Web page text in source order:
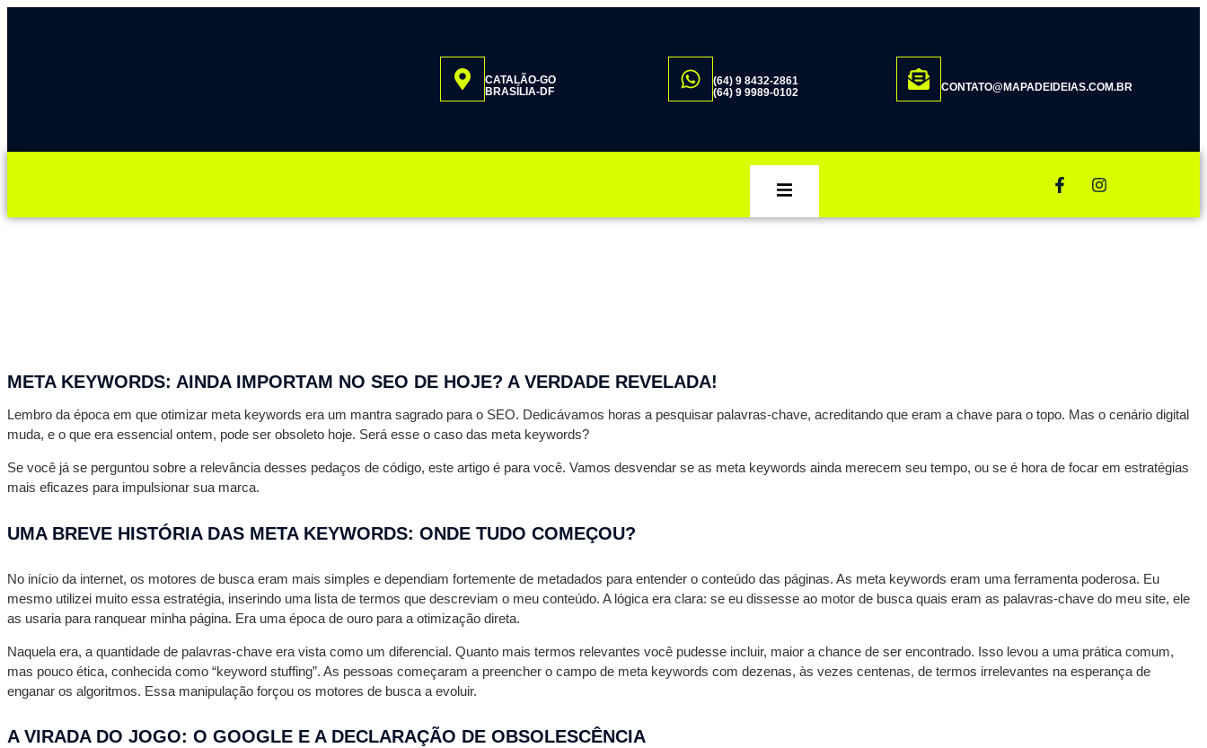
CATALÃO-GO
BRASÍLIA-DF
(64) 9 8432-2861
(64) 9 9989-0102
CONTATO@MAPADEIDEIAS.COM.BR
META KEYWORDS: AINDA IMPORTAM NO SEO DE HOJE? A VERDADE REVELADA!
Lembro da época em que otimizar meta keywords era um mantra sagrado para o SEO. Dedicávamos horas a pesquisar palavras-chave, acreditando que eram a chave para o topo. Mas o cenário digital
muda, e o que era essencial ontem, pode ser obsoleto hoje. Será esse o caso das meta keywords?
Se você já se perguntou sobre a relevância desses pedaços de código, este artigo é para você. Vamos desvendar se as meta keywords ainda merecem seu tempo, ou se é hora de focar em estratégias
mais eficazes para impulsionar sua marca.
UMA BREVE HISTÓRIA DAS META KEYWORDS: ONDE TUDO COMEÇOU?
No início da internet, os motores de busca eram mais simples e dependiam fortemente de metadados para entender o conteúdo das páginas. As meta keywords eram uma ferramenta poderosa. Eu
mesmo utilizei muito essa estratégia, inserindo uma lista de termos que descreviam o meu conteúdo. A lógica era clara: se eu dissesse ao motor de busca quais eram as palavras-chave do meu site, ele
as usaria para ranquear minha página. Era uma época de ouro para a otimização direta.
Naquela era, a quantidade de palavras-chave era vista como um diferencial. Quanto mais termos relevantes você pudesse incluir, maior a chance de ser encontrado. Isso levou a uma prática comum,
mas pouco ética, conhecida como “keyword stuffing”. As pessoas começaram a preencher o campo de meta keywords com dezenas, às vezes centenas, de termos irrelevantes na esperança de
enganar os algoritmos. Essa manipulação forçou os motores de busca a evoluir.
A VIRADA DO JOGO: O GOOGLE E A DECLARAÇÃO DE OBSOLESCÊNCIA